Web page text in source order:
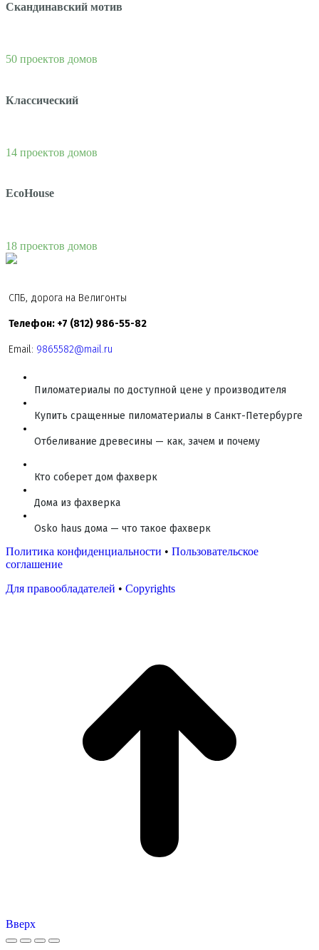
Скандинавский мотив
50 проектов домов
Классический
14 проектов домов
EcoHouse
18 проектов домов
СПБ, дорога на Велигонты
Телефон: +7 (812) 986-55-82
Email: 9865582@mail.ru
Пиломатериалы по доступной цене у производителя
Купить сращенные пиломатериалы в Санкт-Петербурге
Отбеливание древесины — как, зачем и почему
Кто соберет дом фахверк
Дома из фахверка
Osko haus дома — что такое фахверк
Политика конфиденциальности • Пользовательское
соглашение
Для правообладателей • Copyrights
Вверх